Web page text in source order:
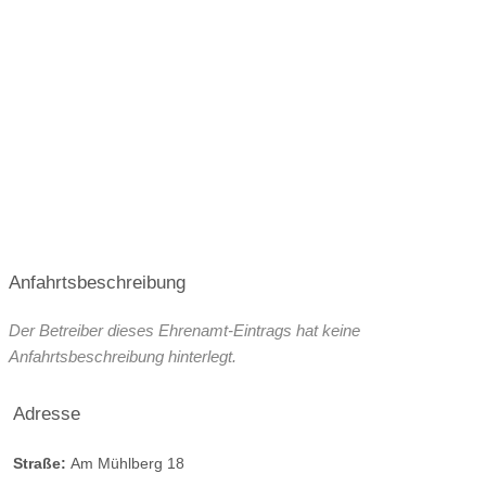
Anfahrtsbeschreibung
Der Betreiber dieses Ehrenamt-Eintrags hat keine
Anfahrtsbeschreibung hinterlegt.
Adresse
Straße: Am Mühlberg 18